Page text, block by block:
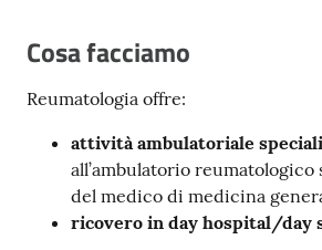
Cosa facciamo
Reumatologia offre:
attività ambulatoriale
all’ambulatorio reumatologico
del medico di medicina
ricovero in day hospital/day